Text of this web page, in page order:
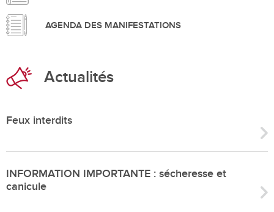
AGENDA DES MANIFESTATIONS
Actualités
Feux interdits
INFORMATION IMPORTANTE : sécheresse et
canicule